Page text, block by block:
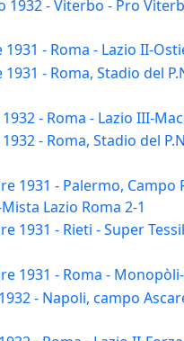
1932 - Viterbo - Pro
- Roma - Lazio II-
- Roma, Stadio del
- Roma - Lazio III-
- Roma, Stadio del
1931 - Palermo, Campo
Lazio Roma 2-1
1931 - Rieti - Super
1931 - Roma -
- Napoli, campo